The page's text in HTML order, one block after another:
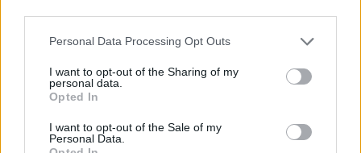
Personal Data Processing Opt Outs
I want to opt-out of the Sharing of my
personal data.
Opted In
I want to opt-out of the Sale of my
Personal Data.
Η συμφωνία Arval-Athlon αναδιαμορφώνει την αγορά leasing
VW: Η δύσκολη εξίσωση της
αναδιάρθρωσης
18η συνεχόμενη χρονιά για τον
ΟΤΕ στη διεθνή σειρά δεικτών